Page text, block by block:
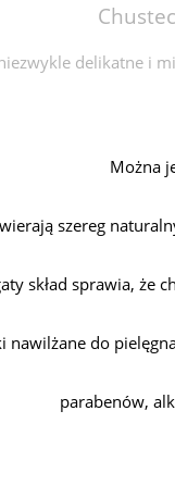
delikatne i
Można
szereg
skład sprawia, że
nawilżane do
parabenów,